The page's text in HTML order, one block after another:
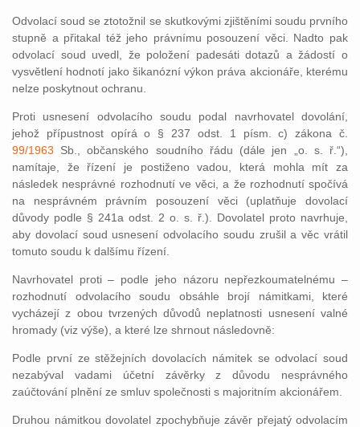
Odvolací soud se ztotožnil se skutkovými zjištěními soudu prvního
stupně a přitakal též jeho právnímu posouzení věci. Nadto pak
odvolací soud uvedl, že položení padesáti dotazů a žádostí o
vysvětlení hodnotí jako šikanózní výkon práva akcionáře, kterému
nelze poskytnout ochranu.
Proti usnesení odvolacího soudu podal navrhovatel dovolání,
jehož přípustnost opírá o § 237 odst. 1 písm. c) zákona č.
99/1963 Sb., občanského soudního řádu (dále jen „o. s. ř.“),
namítaje, že řízení je postiženo vadou, která mohla mít za
následek nesprávné rozhodnutí ve věci, a že rozhodnutí spočívá
na nesprávném právním posouzení věci (uplatňuje dovolací
důvody podle § 241a odst. 2 o. s. ř.). Dovolatel proto navrhuje,
aby dovolací soud usnesení odvolacího soudu zrušil a věc vrátil
tomuto soudu k dalšímu řízení.
Navrhovatel proti – podle jeho názoru nepřezkoumatelnému –
rozhodnutí odvolacího soudu obsáhle brojí námitkami, které
vycházejí z obou tvrzených důvodů neplatnosti usnesení valné
hromady (viz výše), a které lze shrnout následovně:
Podle první ze stěžejních dovolacích námitek se odvolací soud
nezabýval vadami účetní závěrky z důvodu nesprávného
zaúčtování plnění ze smluv společnosti s majoritním akcionářem.
Druhou námitkou dovolatel zpochybňuje závěr přejatý odvolacím